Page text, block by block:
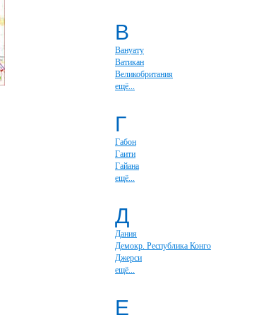
В
Вануату
Ватикан
Великобритания
ещё...
Г
Габон
Гаити
Гайана
ещё...
Д
Дания
Демокр. Республика Конго
Джерси
ещё...
Е